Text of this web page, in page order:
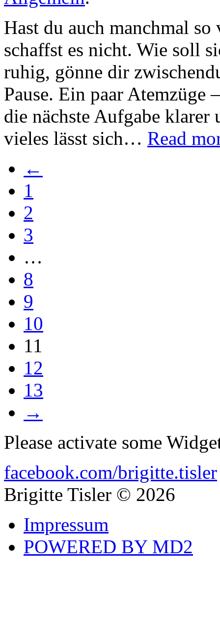
Hast du auch manchmal
schaffst es nicht. Wie soll
ruhig, gönne dir
Pause. Ein paar
die nächste Aufgabe klarer
vieles lässt sich… Read
←
1
2
3
…
8
9
10
11
12
13
→
Please activate some
facebook.com/brigitte.tisler
Brigitte Tisler © 2026
Impressum
POWERED BY MD2